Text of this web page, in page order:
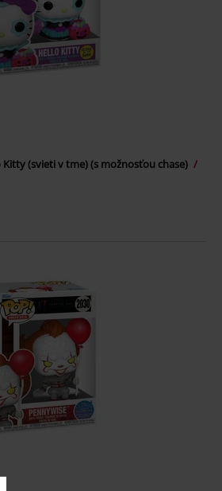
(svieti v tme) (s možnosťou chase)